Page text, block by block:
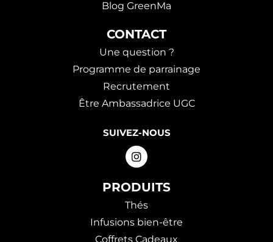
Blog GreenMa
CONTACT
Une question ?
Programme de parrainage
Recrutement
Être Ambassadrice UGC
SUIVEZ-NOUS
PRODUITS
Thés
Infusions bien-être
Coffrets Cadeaux